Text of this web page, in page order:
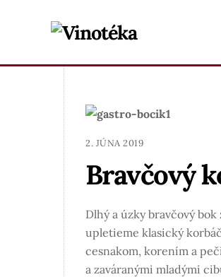
2. JÚNA 2019
Bravčový
Dlhý a úzky bravčový
upletieme klasický
cesnakom, korením a
a zaváranými mladými